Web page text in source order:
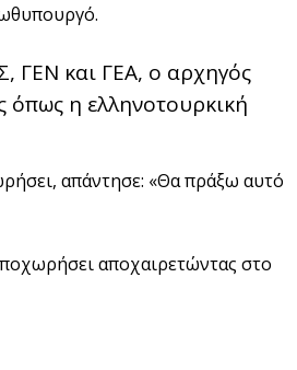
ΓΕΝ και ΓΕΑ, ο αρχηγός
όπως η ελληνοτουρκική
απάντησε: «Θα πράξω αυτό
αποχαιρετώντας στο